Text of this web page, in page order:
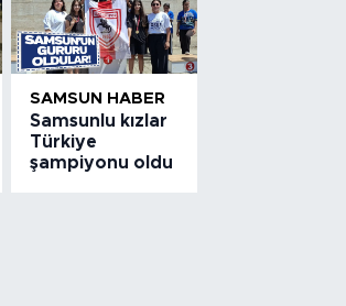
SAMSUN HABER
Samsunlu kızlar
Türkiye
şampiyonu oldu